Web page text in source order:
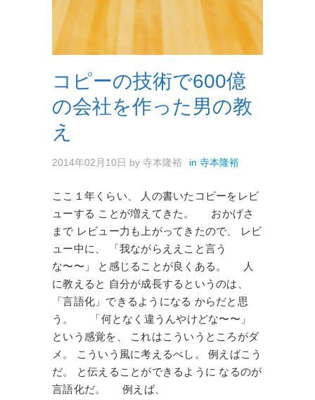
コピーの技術で600億
の会社を作った男の教
え
2014年02月10日 by 寺本隆裕 in 寺本隆裕
ここ１年くらい、 人の書いたコピーをレビ
ューする ことが増えてきた。 おかげさ
まで レビュー力も上がってきたので、 レビ
ュー中に、 「我ながらええこと言う
な〜〜」 と感じることが良くある。 人
に教えると 自分が成長するというのは、
「言語化」できるようになる からだと思
う。 「何となく違うんやけどな〜〜」
という感覚を、 これはこういうところがダ
メ。 こういう風に考えるべし。 例えばこう
だ。 と伝えることができるように なるのが
言語化だ。 例えば、